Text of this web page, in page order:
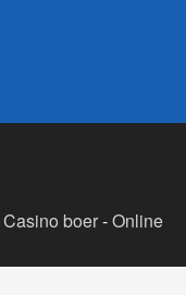
Casino boer-Online